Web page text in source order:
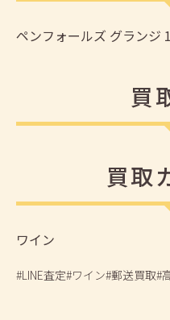
ペンフォールズ グランジ
買
買取
ワイン
#LINE査定#ワイン#郵送買取#